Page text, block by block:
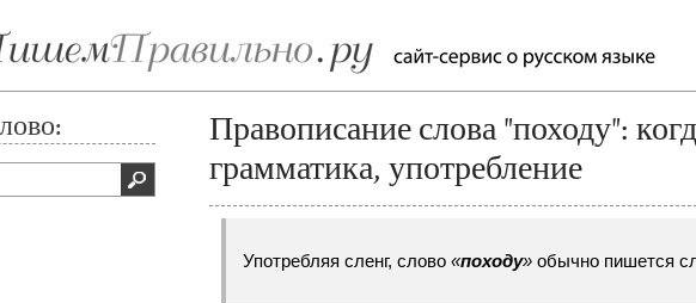
Правописание слова "походу":
грамматика, употребление
Употребляя сленг, слово «походу» обычно пишется